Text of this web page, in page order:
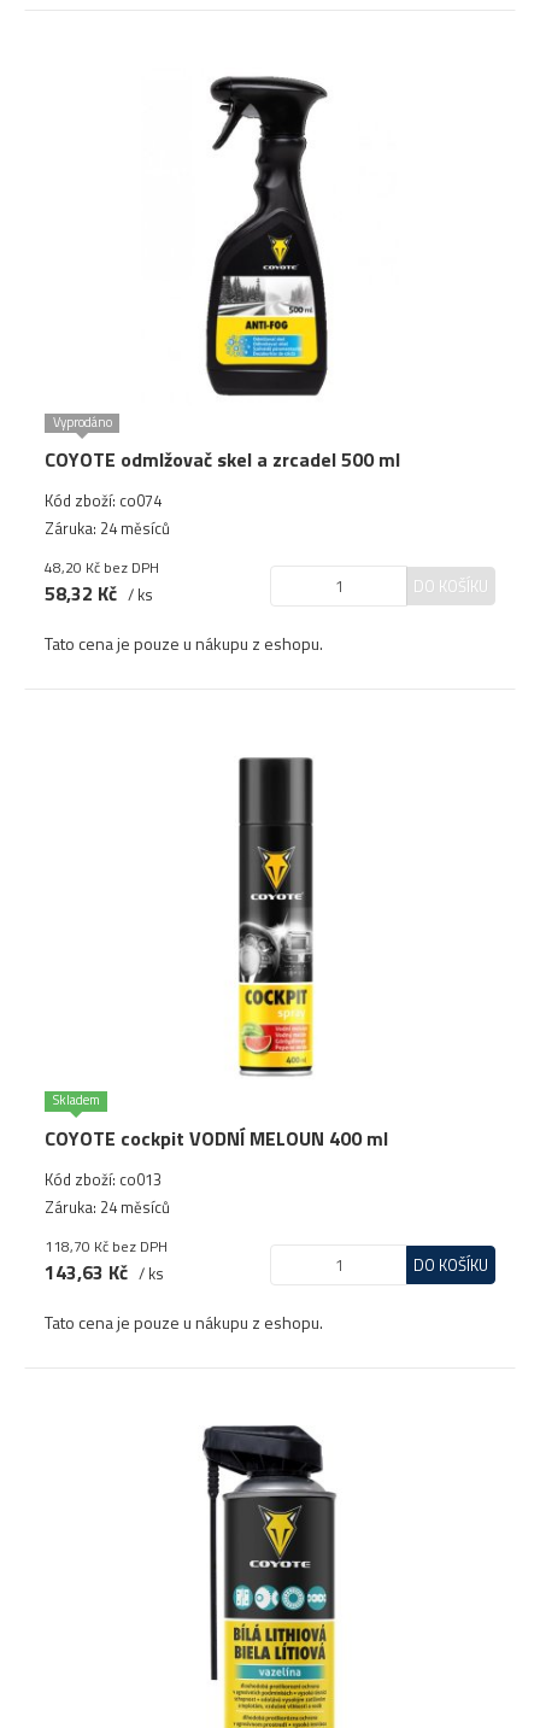
Vyprodáno
COYOTE odmlžovač skel a zrcadel 500 ml
Kód zboží: co074
Záruka: 24 měsíců
48,20 Kč bez DPH
58,32 Kč / ks DO KOŠÍKU
Tato cena je pouze u nákupu z eshopu.
Skladem
COYOTE cockpit VODNÍ MELOUN 400 ml
Kód zboží: co013
Záruka: 24 měsíců
118,70 Kč bez DPH
143,63 Kč / ks DO KOŠÍKU
Tato cena je pouze u nákupu z eshopu.